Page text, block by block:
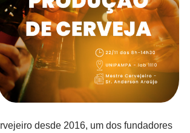
desde 2016, um dos fundadores